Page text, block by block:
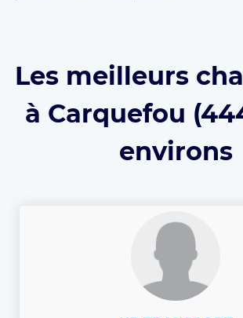
Les meilleurs
à Carquefou
environs